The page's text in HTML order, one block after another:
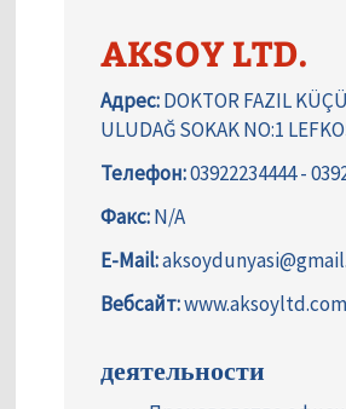
AKSOY LTD.
Адрес:DOKTOR FAZIL
ULUDAĞ SOKAK NO:1
Телефон:03922234444 -
Факс:N/A
E-Mail:
Вебсайт:www.aksoyltd.com
деятельности